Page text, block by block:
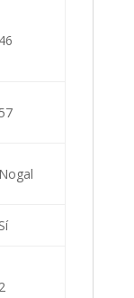
46
57
Nogal
Sí
2